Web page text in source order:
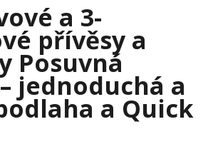
a 3-
přívěsy a
Posuvná
jednoduchá a
a Quick